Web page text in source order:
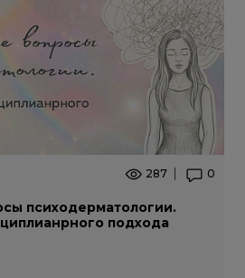
287 0
психодерматологии.
подхода